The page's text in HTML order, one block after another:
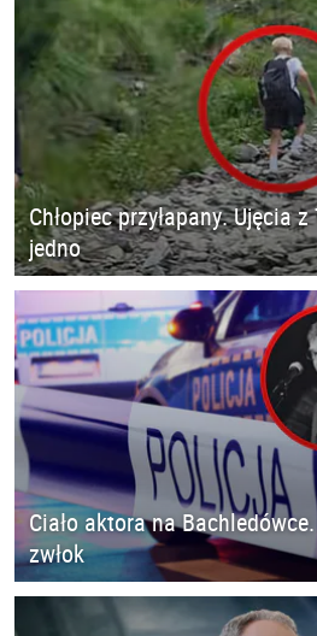
Chłopiec przyłapany. Ujęcia
jedno
Ciało aktora na
zwłok